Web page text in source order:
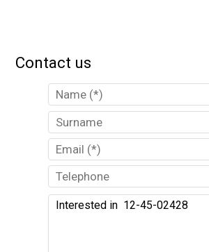
Contact us